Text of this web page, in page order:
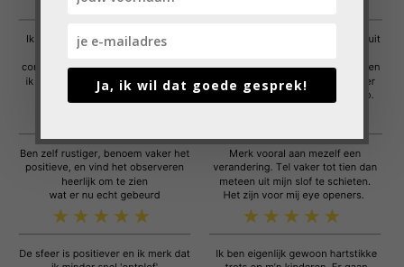
Ja, ik wil dat goede gesprek!